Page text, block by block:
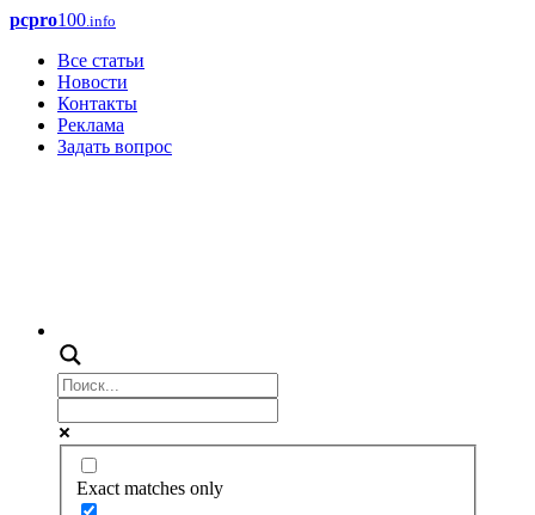
pcpro100.info
Все статьи
Новости
Контакты
Реклама
Задать вопрос
Exact matches only